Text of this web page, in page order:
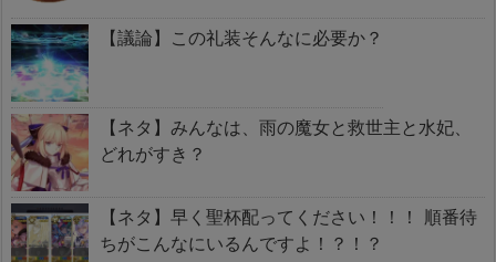
【議論】この礼装そんなに必要か？
【ネタ】みんなは、雨の魔女と救世主と水妃、
どれがすき？
【ネタ】早く聖杯配ってください！！！ 順番待
ちがこんなにいるんですよ！？！？